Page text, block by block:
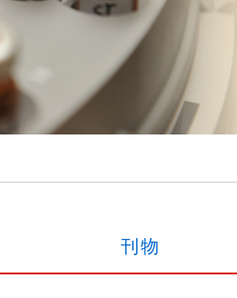
刊物